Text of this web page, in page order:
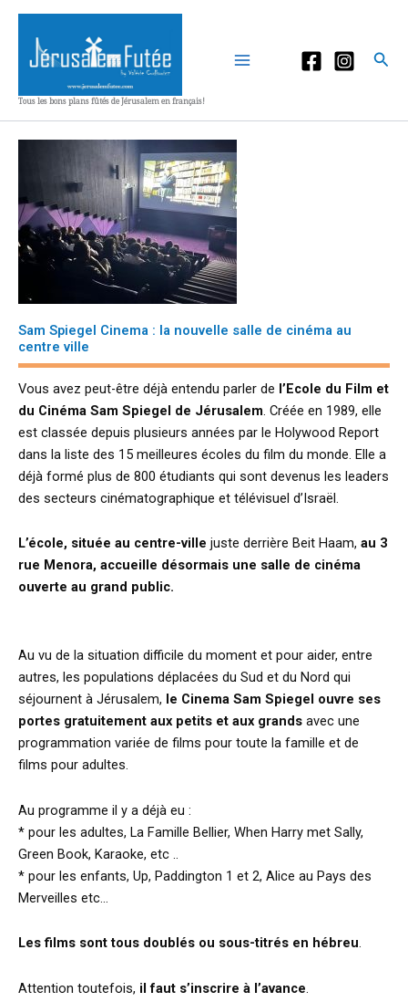
Aller
contenu
Tous les bons plans fûtés de Jérusalem en français!
Sam Spiegel Cinema : la nouvelle salle de cinéma au
centre ville
Vous avez peut-être déjà entendu parler de l’Ecole du Film et
du Cinéma Sam Spiegel de Jérusalem . Créée en 1989, elle
est classée depuis plusieurs années par le Holywood Report
dans la liste des 15 meilleures écoles du film du monde. Elle a
déjà formé plus de 800 étudiants qui sont devenus les leaders
des secteurs cinématographique et télévisuel d’Israël.
L’école, située au centre-ville juste derrière Beit Haam, au 3
rue Menora, accueille désormais une salle de cinéma
ouverte au grand public.
Au vu de la situation difficile du moment et pour aider, entre
autres, les populations déplacées du Sud et du Nord qui
séjournent à Jérusalem, le Cinema Sam Spiegel ouvre ses
portes gratuitement aux petits et aux grands avec une
programmation variée de films pour toute la famille et de
films pour adultes.
Au programme il y a déjà eu :
* pour les adultes, La Famille Bellier, When Harry met Sally,
Green Book, Karaoke, etc ..
* pour les enfants, Up, Paddington 1 et 2, Alice au Pays des
Merveilles etc…
Les films sont tous doublés ou sous-titrés en hébreu.
Attention toutefois, il faut s’inscrire à l’avance.